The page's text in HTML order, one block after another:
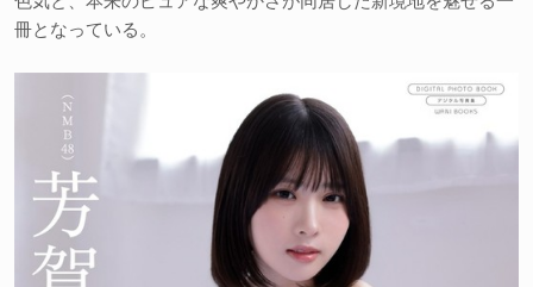
冊となっている。